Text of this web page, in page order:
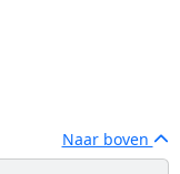
Naar boven